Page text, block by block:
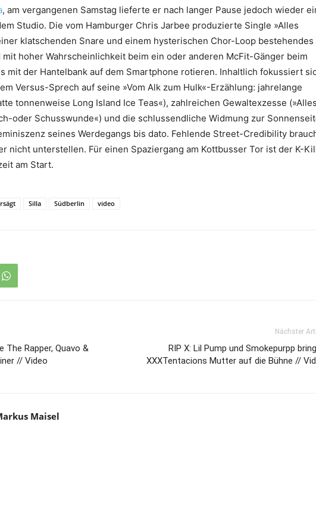
, am vergangenen Samstag lieferte er nach langer Pause jedoch wieder
Studio. Die vom Hamburger Chris Jarbee produzierte Single »Alles
klatschenden Snare und einem hysterischen Chor-Loop bestehendes
hoher Wahrscheinlichkeit beim ein oder anderen McFit-Gänger beim
mit der Hantelbank auf dem Smartphone rotieren. Inhaltlich fokussiert
Versus-Sprech auf seine »Vom Alk zum Hulk«-Erzählung: jahrelange
tonnenweise Long Island Ice Teas«), zahlreichen Gewaltexzesse (»Alles
oder Schusswunde«) und die schlussendliche Widmung zur
seines Werdegangs bis dato. Fehlende Street-Credibility
nicht unterstellen. Für einen Spaziergang am Kottbusser Tor ist der K-
am Start.
Silla Südberlin video
The Rapper, Quavo &
// Video
Nächster
RIP X: Lil Pump und Smokepurpp
XXXTentacions Mutter auf die Bühne //
Maisel